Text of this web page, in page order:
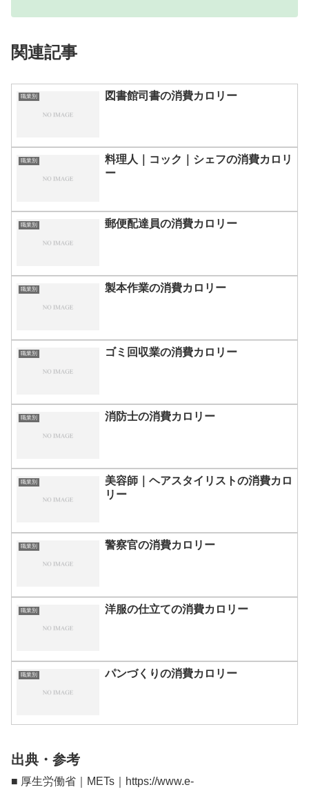
関連記事
職業別 図書館司書の消費カロリー
職業別
料理人｜コック｜シェフの消費カロリ
ー
職業別 郵便配達員の消費カロリー
職業別 製本作業の消費カロリー
職業別 ゴミ回収業の消費カロリー
職業別 消防士の消費カロリー
職業別
美容師｜ヘアスタイリストの消費カロ
リー
職業別 警察官の消費カロリー
職業別 洋服の仕立ての消費カロリー
職業別 パンづくりの消費カロリー
出典・参考
■ 厚生労働省｜METs｜https://www.e-